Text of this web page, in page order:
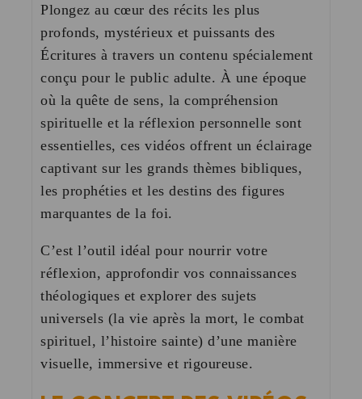
Plongez au cœur des récits les plus
profonds, mystérieux et puissants des
Écritures à travers un contenu spécialement
conçu pour le public adulte. À une époque
où la quête de sens, la compréhension
spirituelle et la réflexion personnelle sont
essentielles, ces vidéos offrent un éclairage
captivant sur les grands thèmes bibliques,
les prophéties et les destins des figures
marquantes de la foi.
C’est l’outil idéal pour nourrir votre
réflexion, approfondir vos connaissances
théologiques et explorer des sujets
universels (la vie après la mort, le combat
spirituel, l’histoire sainte) d’une manière
visuelle, immersive et rigoureuse.